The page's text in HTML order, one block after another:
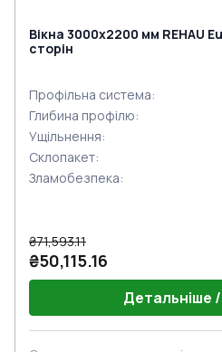
Вікна 3000x2200 мм REHAU
сторін
Профільна система:
Глибина профілю:
Ущільнення:
Склопакет:
Зламобезпека:
₴71,593.11
₴50,115.16
Детальніше